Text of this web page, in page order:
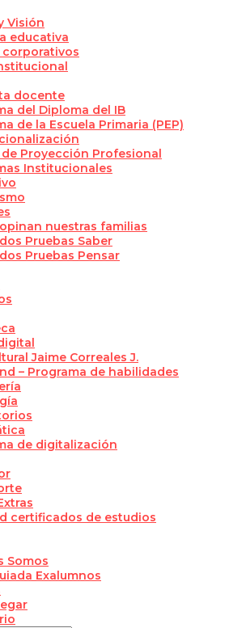
Visión
educativa
corporativos
docente
del Diploma del IB
de la Escuela Primaria (PEP)
Proyección Profesional
Institucionales
nuestras familias
Pruebas Saber
Pruebas Pensar
Jaime Correales J.
– Programa de habilidades
de digitalización
certificados de estudios
Somos
Exalumnos